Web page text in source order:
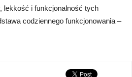
lekkość i funkcjonalność tych
codziennego funkcjonowania –